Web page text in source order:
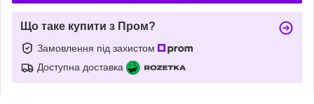
Що таке купити з Пром?
Замовлення під захистом
Доступна доставка